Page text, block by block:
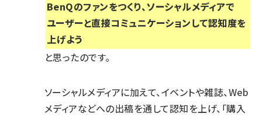
BenQのファンをつくり、ソーシャルメディアで
ユーザーと直接コミュニケーションして認知度を
上げよう
と思ったのです。
ソーシャルメディアに加えて、イベントや雑誌、Web
メディアなどへの出稿を通して認知を上げ、「購入